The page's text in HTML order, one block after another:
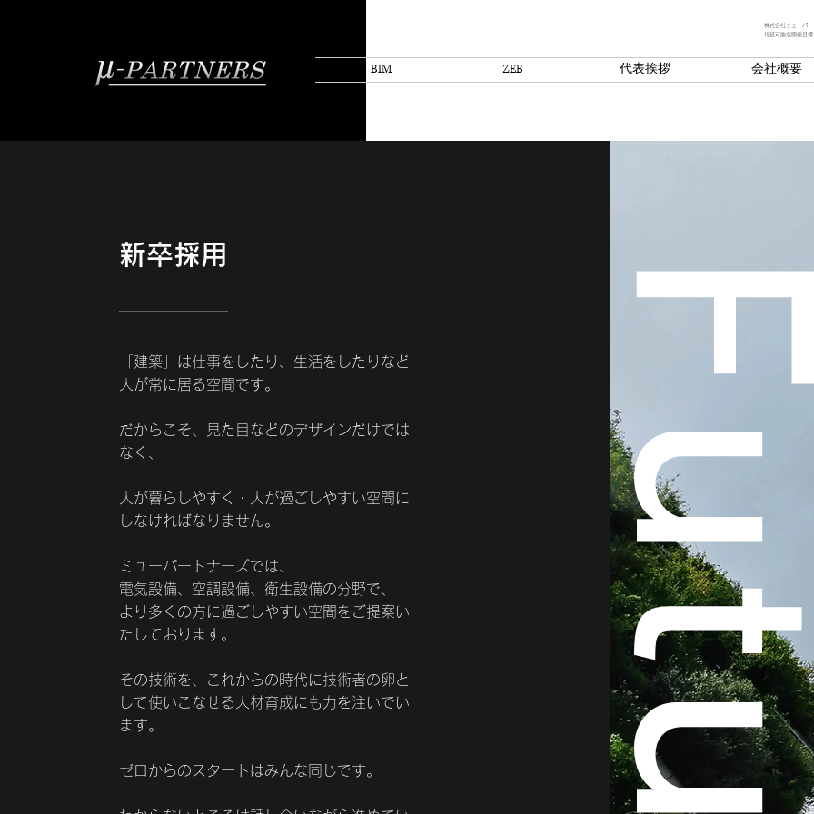
株式会社ミューパ
持続可能な開発目
BIM ZEB 代表挨拶 会社概要
新卒採用
「建築」は仕事をしたり、生活をしたりなど
人が常に居る空間です。
だからこそ、見た目などのデザインだけでは
なく、
人が暮らしやすく・人が過ごしやすい空間に
しなければなりません。
ミューパートナーズでは、
電気設備、空調設備、衛生設備の分野で、
より多くの方に過ごしやすい空間をご提案い
たしております。
その技術を、これからの時代に技術者の卵と
して使いこなせる人材育成にも力を注いでい
ます。
ゼロからのスタートはみんな同じです。